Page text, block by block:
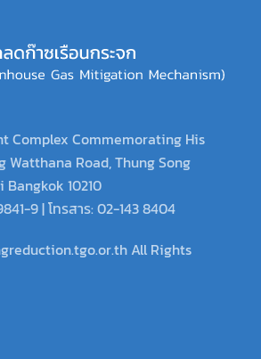
Complex Commemorating His
Watthana Road, Thung Song
Bangkok 10210
9 | โทรสาร: 02-143 8404
All Rights